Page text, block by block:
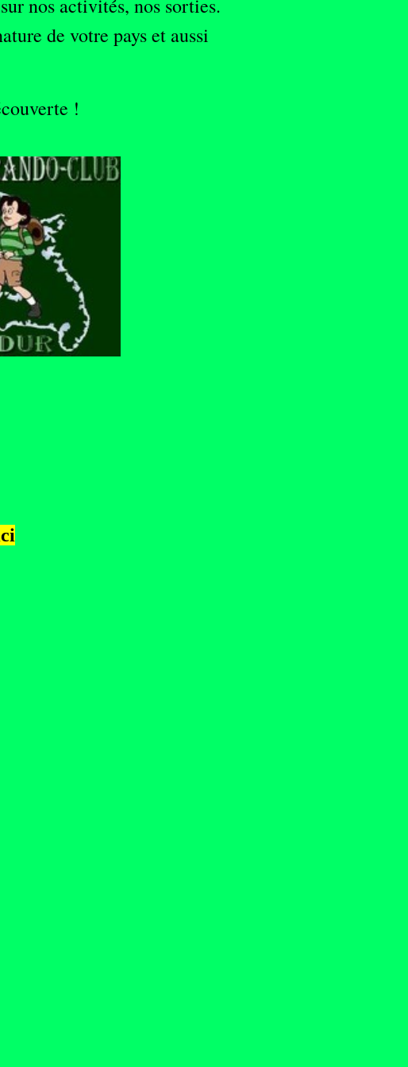
nos activités, nos sorties.
de votre pays et aussi
!